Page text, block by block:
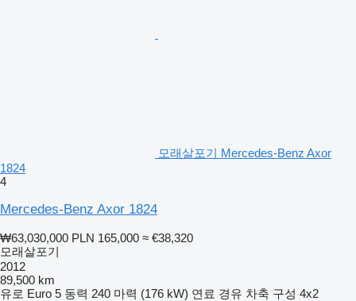
모래살포기 Mercedes-Benz Axor
1824
4
Mercedes-Benz Axor 1824
₩63,030,000 PLN 165,000 ≈ €38,320
모래살포기
2012
89,500 km
유로 Euro 5 동력 240 마력 (176 kW) 연료 경유 차축 구성 4x2